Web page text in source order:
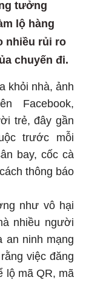
tưởng
lộ hàng
nhiều rủi ro
chuyến đi.
khỏi nhà, ảnh
Facebook,
trẻ, đây gần
trước mỗi
bay, cốc cà
thông báo
như vô hại
nhiều người
an ninh mạng
việc đăng
lộ mã QR, mã